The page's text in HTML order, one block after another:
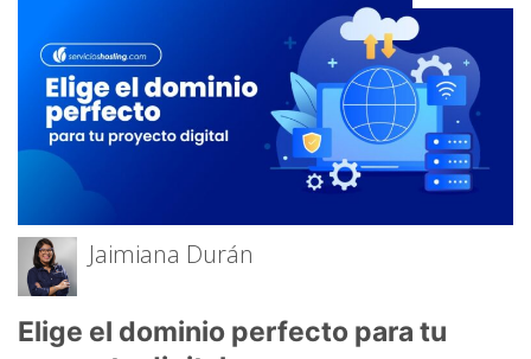
Jaimiana Durán
Elige el dominio perfecto para tu